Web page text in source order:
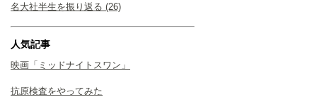
名大社半生を振り返る (26)
人気記事
映画「ミッドナイトスワン」
抗原検査をやってみた